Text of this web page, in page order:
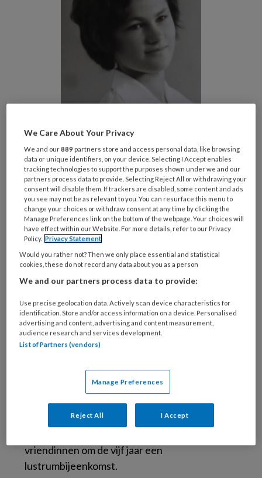
Zuster Wolly Sybenga zal ik nooit vergeten. Ik
heb haar leren kennen in juni 2017, toen de
Stichting Historisch Verpleegkundig Bezit haar
eerste open dag hield in het nieuwe depot op
Urk. Wolly had gezelschap van twee
een pop in het oude VU-uniform.
van 1 april 1963 waren opgeleid door Zuster
Groneman van de verpleegstersschool van het
academisch ziekenhuis aan de Vrije
tijdens die opleiding waren zó bijzonder, dat zij
sedert hun eindexamen nog elk jaar op 1 april in
café De Jaren in Amsterdam met zoveel
mogelijk klasgenoten bijeenkomen.
vriendinnen om de vijf jaar een
lustrumbijeenkomst.
We Care About Your Privacy
We and our889 partners store and access personal data, like browsing
data or unique identifiers, on your device. Selecting I Accept enables
tracking technologies to support the purposes shown under we and our
partners process data to provide. Selecting Reject All or withdrawing your
consent will disable them. If trackers are disabled, some content and ads
you see may not be as relevant to you. You can resurface this menu to
change your choices or withdraw consent at any time by clicking the
Manage Preferences link on the bottom of the webpage. Your choices will
have effect within our Website. For more details, refer to our Privacy
Policy. Privacy Statement
Would you rather not? Then we only place essential and statistical
cookies, these do not record any data about you as a person
We and our partners process data to provide:
Use precise geolocation data. Actively scan device characteristics for
identification. Store and/or access information on a device. Personalised
advertising and content, advertising and content measurement,
audience research and services development.
List of Partners (vendors)
Manage Preferences
Reject All I Accept